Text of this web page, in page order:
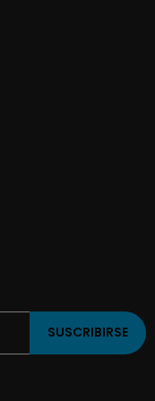
SUSCRIBIRSE